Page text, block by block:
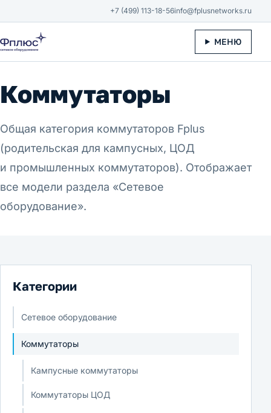
+7 (499) 113-18-56info@fplusnetworks.ru
МЕНЮ
Коммутаторы
Общая категория коммутаторов Fplus
(родительская для кампусных, ЦОД
и промышленных коммутаторов). Отображает
все модели раздела «Сетевое
оборудование».
Категории
Сетевое оборудование
Коммутаторы
Кампусные коммутаторы
Коммутаторы ЦОД